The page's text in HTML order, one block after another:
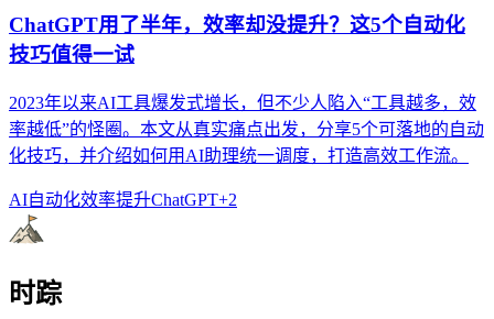
ChatGPT用了半年，效率却没提升？这5个自动化
技巧值得一试
2023年以来AI工具爆发式增长，但不少人陷入“工具越多，效
率越低”的怪圈。本文从真实痛点出发，分享5个可落地的自动
化技巧，并介绍如何用AI助理统一调度，打造高效工作流。
AI自动化效率提升ChatGPT+2
时踪